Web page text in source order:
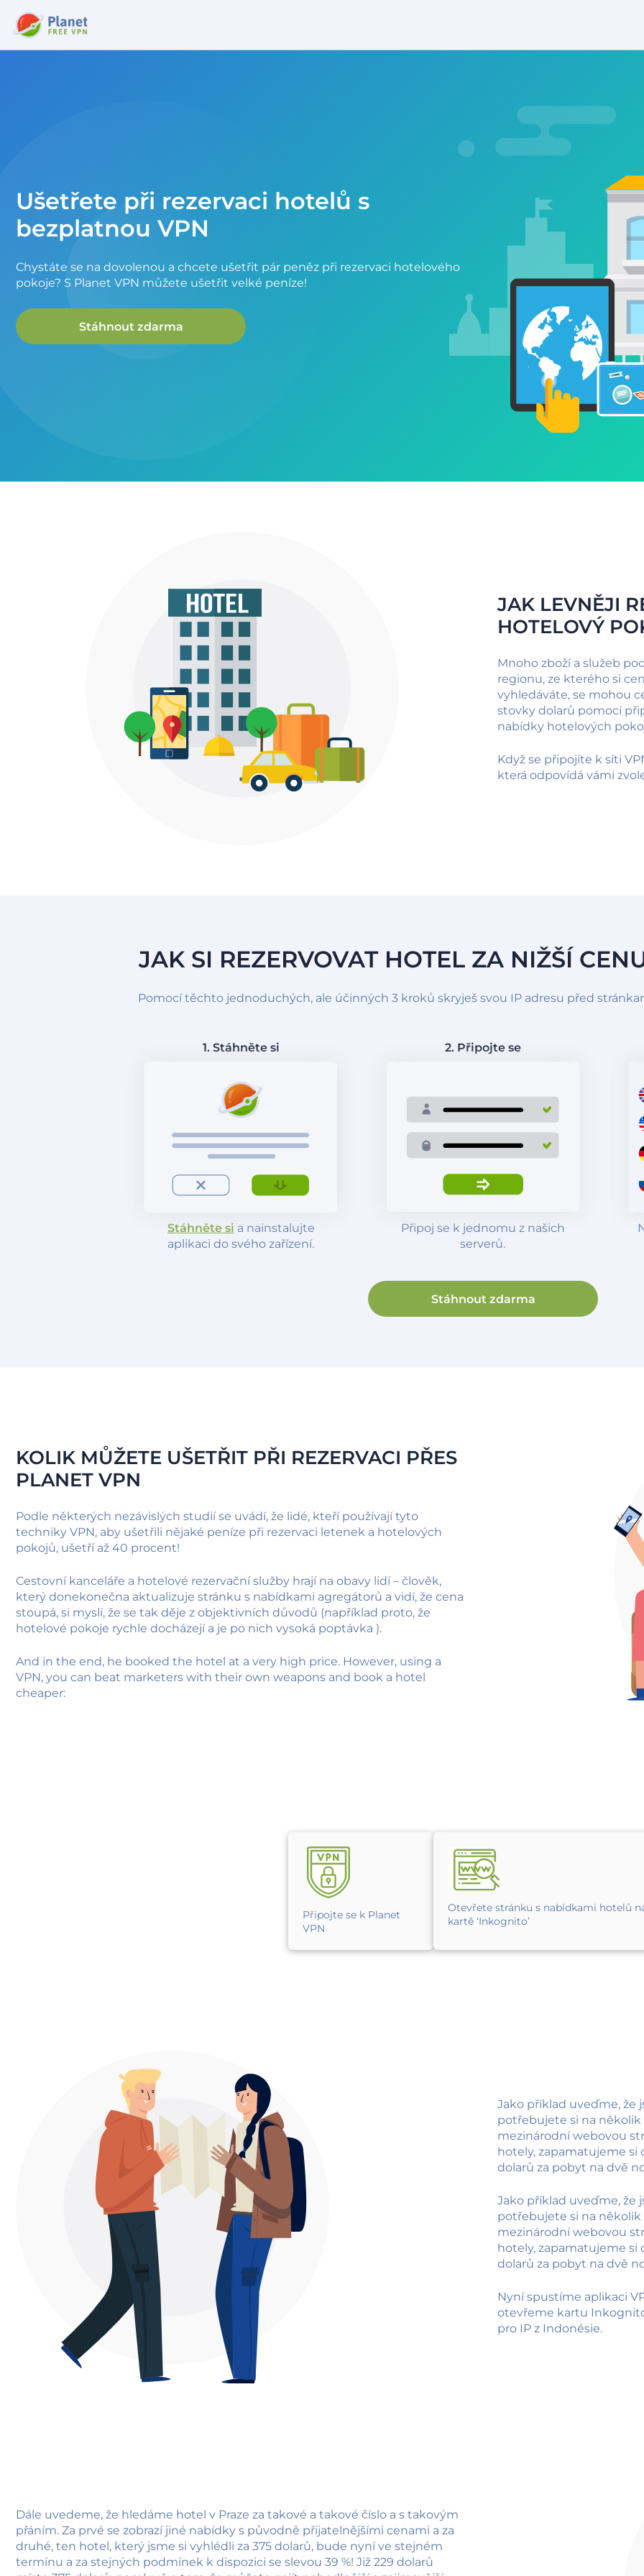
Ušetřete při rezervaci hotelů s
bezplatnou VPN
Chystáte se na dovolenou a chcete ušetřit pár peněz při rezervaci hotelového
pokoje? S Planet VPN můžete ušetřit velké peníze!
Stáhnout zdarma
JAK LEVNĚJI
HOTELOVÝ
Mnoho zboží a služeb
regionu, ze kterého si
vyhledáváte, se mohou
stovky dolarů pomocí
nabídky hotelových
Když se připojíte k síti
která odpovídá vámi
JAK SI REZERVOVAT HOTEL ZA NIŽŠÍ
Pomocí těchto jednoduchých, ale účinných 3 kroků skryješ svou IP adresu před
1. Stáhněte si
Stáhněte si a nainstalujte
aplikaci do svého zařízení.
2. Připojte se
Připoj se k jednomu z našich
serverů.
Stáhnout zdarma
KOLIK MŮŽETE UŠETŘIT PŘI REZERVACI PŘES
PLANET VPN
Podle některých nezávislých studií se uvádí, že lidé, kteří používají tyto
techniky VPN, aby ušetřili nějaké peníze při rezervaci letenek a hotelových
pokojů, ušetří až 40 procent!
Cestovní kanceláře a hotelové rezervační služby hrají na obavy lidí – člověk,
který donekonečna aktualizuje stránku s nabídkami agregátorů a vidí, že cena
stoupá, si myslí, že se tak děje z objektivních důvodů (například proto, že
hotelové pokoje rychle docházejí a je po nich vysoká poptávka ).
And in the end, he booked the hotel at a very high price. However, using a
VPN, you can beat marketers with their own weapons and book a hotel
cheaper:
Připojte se k Planet
VPN
Otevřete stránku s nabídkami hotelů
kartě ‘Inkognito’
Jako příklad uveďme, že
potřebujete si na několik
mezinárodní webovou
hotely, zapamatujeme si
dolarů za pobyt na dvě
Jako příklad uveďme, že
potřebujete si na několik
mezinárodní webovou
hotely, zapamatujeme si
dolarů za pobyt na dvě
Nyní spustíme aplikaci
otevřeme kartu
pro IP z Indonésie.
Dále uvedeme, že hledáme hotel v Praze za takové a takové číslo a s takovým
přáním. Za prvé se zobrazí jiné nabídky s původně přijatelnějšími cenami a za
druhé, ten hotel, který jsme si vyhlédli za 375 dolarů, bude nyní ve stejném
termínu a za stejných podmínek k dispozici se slevou 39 %! Již 229 dolarů